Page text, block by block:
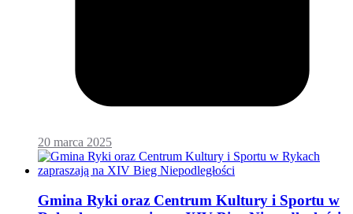
20 marca 2025
Gmina Ryki oraz Centrum Kultury i Sportu w